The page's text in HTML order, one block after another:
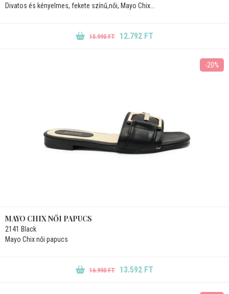
Divatos és kényelmes, fekete színű,női, Mayo Chix...
15.990 FT 12.792 FT
-20%
MAYO CHIX NŐI PAPUCS
2141 Black
Mayo Chix női papucs
16.990 FT 13.592 FT